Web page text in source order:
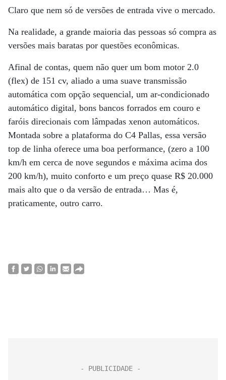
Claro que nem só de versões de entrada vive o mercado.
Na realidade, a grande maioria das pessoas só compra as
versões mais baratas por questões econômicas.
Afinal de contas, quem não quer um bom motor 2.0
(flex) de 151 cv, aliado a uma suave transmissão
automática com opção sequencial, um ar-condicionado
automático digital, bons bancos forrados em couro e
faróis direcionais com lâmpadas xenon automáticos.
Montada sobre a plataforma do C4 Pallas, essa versão
top de linha oferece uma boa performance, (zero a 100
km/h em cerca de nove segundos e máxima acima dos
200 km/h), muito conforto e um preço quase R$ 20.000
mais alto que o da versão de entrada… Mas é,
praticamente, outro carro.